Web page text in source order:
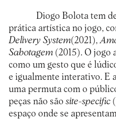
Diogo Bolota tem
prática artística no jogo,
Delivery System(2021),
Sabotagem (2015). O jogo
como um gesto que é
e igualmente interativo. E
uma permuta com o
peças não são site-specific
espaço onde se